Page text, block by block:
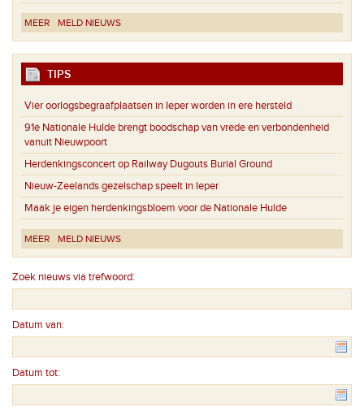
MEER MELD NIEUWS
TIPS
Vier oorlogsbegraafplaatsen in Ieper worden in ere hersteld
91e Nationale Hulde brengt boodschap van vrede en verbondenheid
vanuit Nieuwpoort
Herdenkingsconcert op Railway Dugouts Burial Ground
Nieuw-Zeelands gezelschap speelt in Ieper
Maak je eigen herdenkingsbloem voor de Nationale Hulde
MEER MELD NIEUWS
Zoek nieuws via trefwoord:
Datum van:
Datum tot: